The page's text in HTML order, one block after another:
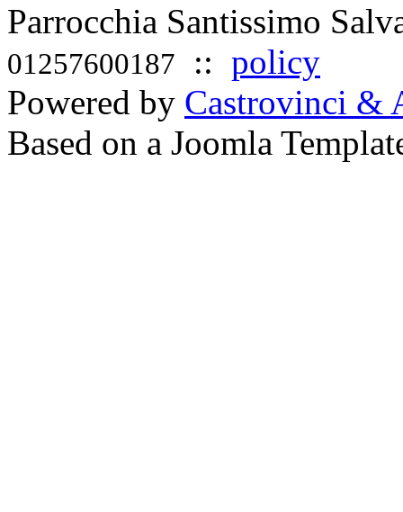
Parrocchia Santissimo
01257600187 :: policy
Powered by Castrovinci &
Based on a Joomla